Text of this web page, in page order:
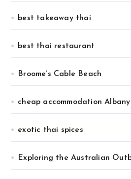
best takeaway thai
best thai restaurant
Broome’s Cable Beach
cheap accommodation
exotic thai spices
Exploring the Australian